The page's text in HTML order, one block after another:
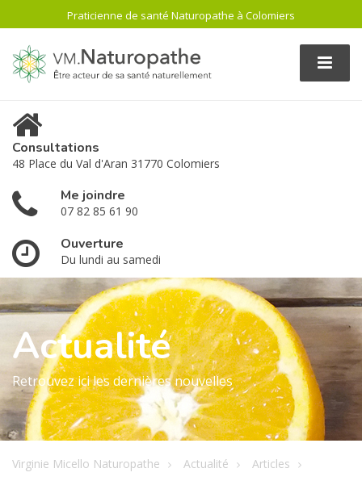
Praticienne de santé Naturopathe à Colomiers
Consultations
48 Place du Val d'Aran 31770 Colomiers
Me joindre
07 82 85 61 90
Ouverture
Du lundi au samedi
Actualité
Retrouvez ici les dernières nouvelles
Virginie Micello Naturopathe Actualité Articles